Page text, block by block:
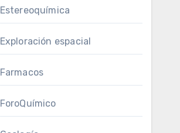
Estereoquímica
Exploración espacial
Farmacos
ForoQuímico